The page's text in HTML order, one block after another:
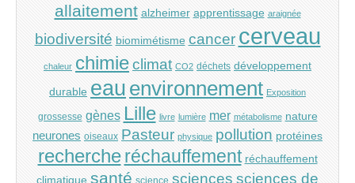
allaitement alzheimer apprentissage araignée
biodiversité biomimétisme cancer cerveau
chaleur chimieclimat CO2 déchets développement
durable eau environnement Exposition
grossesse gènes Lille livre lumière mer métabolisme nature
neurones oiseaux Pasteur physique pollution protéines
recherche réchauffement réchauffement
climatique santé science sciences sciences de